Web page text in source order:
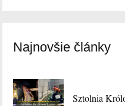
Najnovšie články
Sztolnia